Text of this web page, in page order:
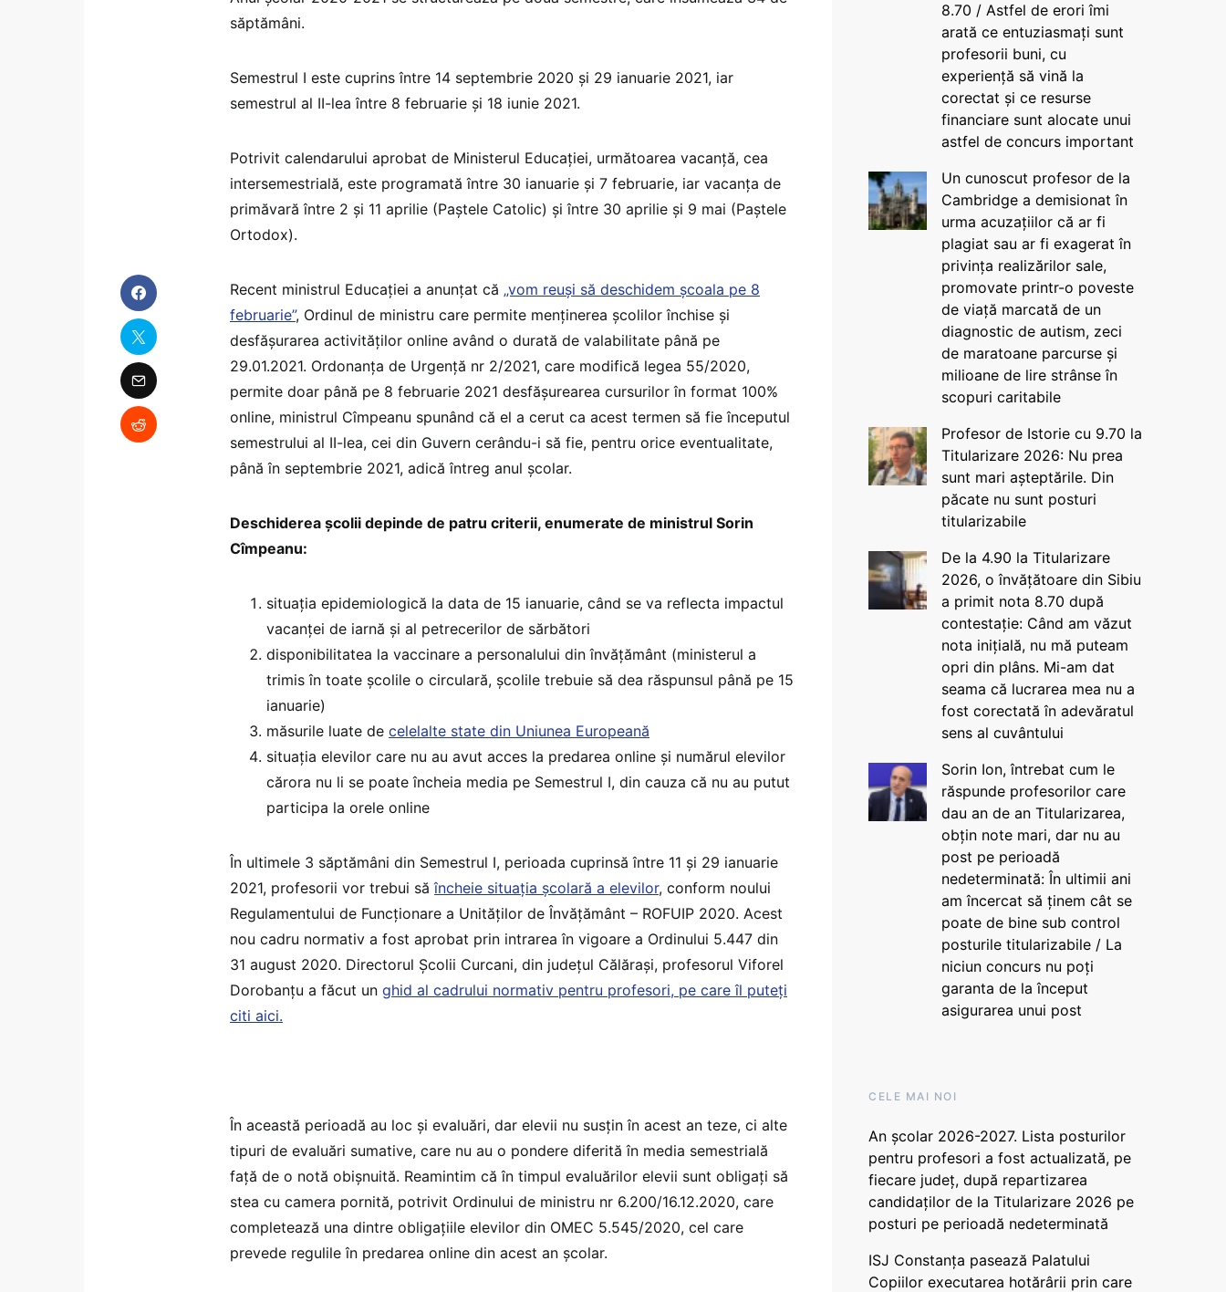
săptămâni.
Semestrul I este cuprins între 14 septembrie 2020 şi 29 ianuarie 2021, iar
semestrul al II-lea între 8 februarie şi 18 iunie 2021.
Potrivit calendarului aprobat de Ministerul Educaţiei, următoarea vacanţă, cea
intersemestrială, este programată între 30 ianuarie şi 7 februarie, iar vacanţa de
primăvară între 2 şi 11 aprilie (Paştele Catolic) şi între 30 aprilie şi 9 mai (Paştele
Ortodox).
Recent ministrul Educației a anunțat că „vom reuși să deschidem școala pe 8
februarie”, Ordinul de ministru care permite menținerea școlilor închise și
desfășurarea activităților online având o durată de valabilitate până pe
29.01.2021. Ordonanța de Urgență nr 2/2021, care modifică legea 55/2020,
permite doar până pe 8 februarie 2021 desfășurearea cursurilor în format 100%
online, ministrul Cîmpeanu spunând că el a cerut ca acest termen să fie începutul
semestrului al II-lea, cei din Guvern cerându-i să fie, pentru orice eventualitate,
până în septembrie 2021, adică întreg anul școlar.
Deschiderea școlii depinde de patru criterii, enumerate de ministrul Sorin
Cîmpeanu:
situația epidemiologică la data de 15 ianuarie, când se va reflecta impactul
vacanței de iarnă și al petrecerilor de sărbători
disponibilitatea la vaccinare a personalului din învățământ (ministerul a
trimis în toate școlile o circulară, școlile trebuie să dea răspunsul până pe 15
ianuarie)
măsurile luate de celelalte state din Uniunea Europeană
situația elevilor care nu au avut acces la predarea online și numărul elevilor
cărora nu li se poate încheia media pe Semestrul I, din cauza că nu au putut
participa la orele online
În ultimele 3 săptămâni din Semestrul I, perioada cuprinsă între 11 și 29 ianuarie
2021, profesorii vor trebui săîncheie situația școlară a elevilor, conform noului
Regulamentului de Funcționare a Unităților de Învățământ – ROFUIP 2020. Acest
nou cadru normativ a fost aprobat prin intrarea în vigoare a Ordinului 5.447 din
31 august 2020. Directorul Școlii Curcani, din județul Călărași, profesorul Viforel
Dorobanțu a făcut un ghid al cadrului normativ pentru profesori, pe care îl puteți
citi aici.
În această perioadă au loc și evaluări, dar elevii nu susțin în acest an teze, ci alte
tipuri de evaluări sumative, care nu au o pondere diferită în media semestrială
față de o notă obișnuită. Reamintim că în timpul evaluărilor elevii sunt obligați să
stea cu camera pornită, potrivit Ordinului de ministru nr 6.200/16.12.2020, care
completează una dintre obligațiile elevilor din OMEC 5.545/2020, cel care
prevede regulile în predarea online din acest an școlar.
8.70 / Astfel de erori îmi
arată ce entuziasmați sunt
profesorii buni, cu
experiență să vină la
corectat și ce resurse
financiare sunt alocate unui
astfel de concurs important
Un cunoscut profesor de la
Cambridge a demisionat în
urma acuzațiilor că ar fi
plagiat sau ar fi exagerat în
privința realizărilor sale,
promovate printr-o poveste
de viață marcată de un
diagnostic de autism, zeci
de maratoane parcurse și
milioane de lire strânse în
scopuri caritabile
Profesor de Istorie cu 9.70 la
Titularizare 2026: Nu prea
sunt mari așteptările. Din
păcate nu sunt posturi
titularizabile
De la 4.90 la Titularizare
2026, o învățătoare din Sibiu
a primit nota 8.70 după
contestație: Când am văzut
nota inițială, nu mă puteam
opri din plâns. Mi-am dat
seama că lucrarea mea nu a
fost corectată în adevăratul
sens al cuvântului
Sorin Ion, întrebat cum le
răspunde profesorilor care
dau an de an Titularizarea,
obțin note mari, dar nu au
post pe perioadă
nedeterminată: În ultimii ani
am încercat să ținem cât se
poate de bine sub control
posturile titularizabile / La
niciun concurs nu poți
garanta de la început
asigurarea unui post
CELE MAI NOI
An școlar 2026-2027. Lista posturilor
pentru profesori a fost actualizată, pe
fiecare județ, după repartizarea
candidaților de la Titularizare 2026 pe
posturi pe perioadă nedeterminată
ISJ Constanța pasează Palatului
Copiilor executarea hotărârii prin care